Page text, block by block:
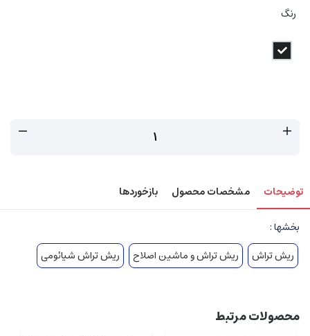
رنگ
توضیحات مشخصات محصول بازخوردها
بخشها :
ریش تراش
ریش تراش و ماشین اصلاح ریش تراش شیائومی
محصولات مرتبط